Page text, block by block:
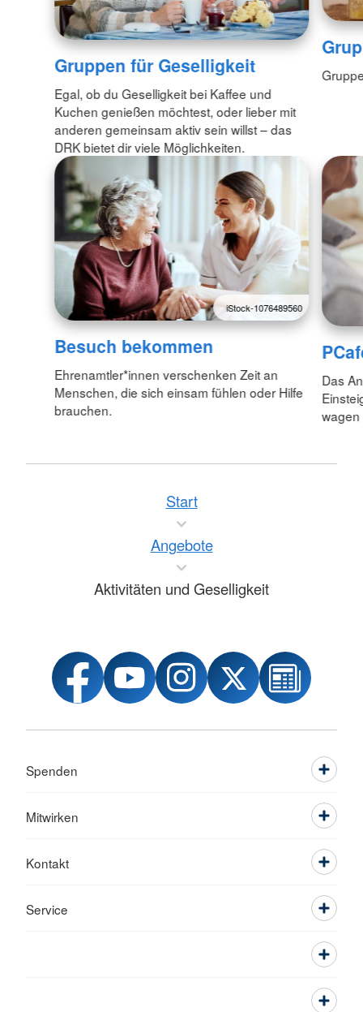
Gruppen für Geselligkeit
Egal, ob du Geselligkeit bei Kaffee und
Kuchen genießen möchtest, oder lieber mit
anderen gemeinsam aktiv sein willst – das
DRK bietet dir viele Möglichkeiten.
iStock-1076489560
Besuch bekommen
Ehrenamtler*innen verschenken Zeit an
Menschen, die sich einsam fühlen oder Hilfe
brauchen.
Das
wagen
Start
Angebote
Aktivitäten und Geselligkeit
Spenden
Mitwirken
Kontakt
Service